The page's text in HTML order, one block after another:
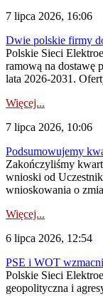
7 lipca 2026, 16:06
Dwie polskie firmy
Polskie Sieci
ramową na dostawę
lata 2026-2031.
Więcej...
7 lipca 2026, 10:06
Podsumowujemy
Zakończyliśmy
wnioski od
wnioskowania o
Więcej...
6 lipca 2026, 12:54
PSE i WOT
Polskie Sieci
geopolityczna i